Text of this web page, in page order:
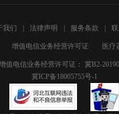
我们 法律声明 服务条款
增值电信业务经营许可证 医疗
值电信业务经营许可证： 冀B2-
冀ICP备18005755号-1